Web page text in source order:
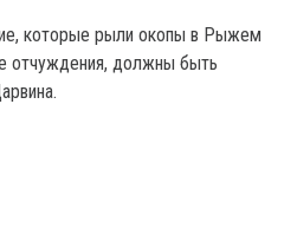
которые рыли окопы в Рыжем
отчуждения, должны быть